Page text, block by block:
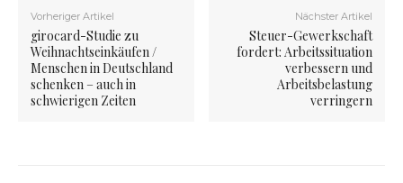
Vorheriger Artikel
girocard-Studie zu
Weihnachtseinkäufen /
Menschen in Deutschland
schenken – auch in
schwierigen Zeiten
Nächster Artikel
Steuer-Gewerkschaft
fordert: Arbeitssituation
verbessern und
Arbeitsbelastung
verringern